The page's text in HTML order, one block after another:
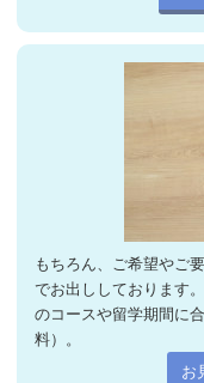
もちろん、ご希望やご
でお出ししております
のコースや留学期間に
料）。
お